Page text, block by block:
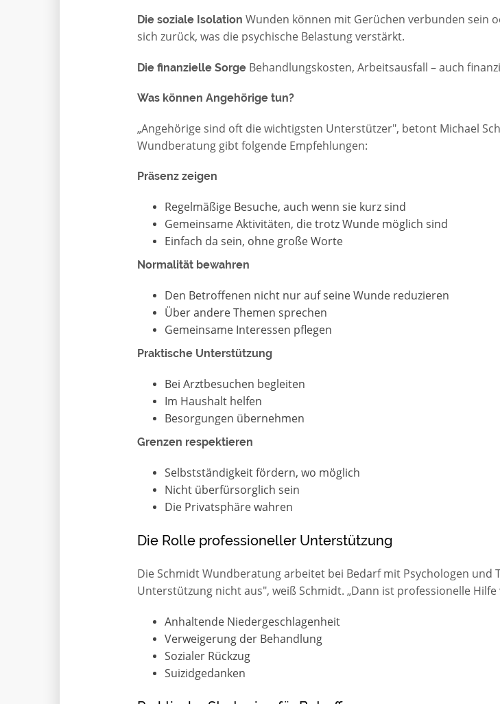
Die soziale Isolation Wunden können mit Gerüchen verbunden sein
sich zurück, was die psychische Belastung verstärkt.
Die finanzielle SorgeBehandlungskosten, Arbeitsausfall – auch
Was können Angehörige tun?
„Angehörige sind oft die wichtigsten Unterstützer", betont Michael
Wundberatung gibt folgende Empfehlungen:
Präsenz zeigen
Regelmäßige Besuche, auch wenn sie kurz sind
Gemeinsame Aktivitäten, die trotz Wunde möglich sind
Einfach da sein, ohne große Worte
Normalität bewahren
Den Betroffenen nicht nur auf seine Wunde reduzieren
Über andere Themen sprechen
Gemeinsame Interessen pflegen
Praktische Unterstützung
Bei Arztbesuchen begleiten
Im Haushalt helfen
Besorgungen übernehmen
Grenzen respektieren
Selbstständigkeit fördern, wo möglich
Nicht überfürsorglich sein
Die Privatsphäre wahren
Die Rolle professioneller Unterstützung
Die Schmidt Wundberatung arbeitet bei Bedarf mit Psychologen
Unterstützung nicht aus", weiß Schmidt. „Dann ist professionelle
Anhaltende Niedergeschlagenheit
Verweigerung der Behandlung
Sozialer Rückzug
Suizidgedanken